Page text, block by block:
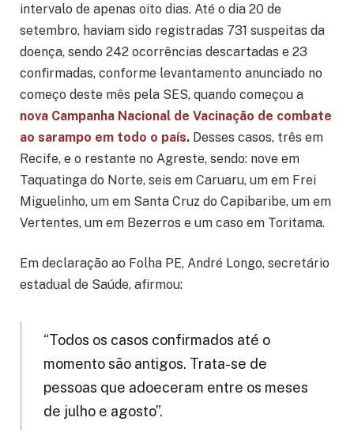
intervalo de apenas oito dias. Até o dia 20 de
setembro, haviam sido registradas 731 suspeitas da
doença, sendo 242 ocorrências descartadas e 23
confirmadas, conforme levantamento anunciado no
começo deste mês pela SES, quando começou a
nova Campanha Nacional de Vacinação de combate
ao sarampo em todo o país. Desses casos, três em
Recife, e o restante no Agreste, sendo: nove em
Taquatinga do Norte, seis em Caruaru, um em Frei
Miguelinho, um em Santa Cruz do Capibaribe, um em
Vertentes, um em Bezerros e um caso em Toritama.
Em declaração ao Folha PE, André Longo, secretário
estadual de Saúde, afirmou:
“Todos os casos confirmados até o
momento são antigos. Trata-se de
pessoas que adoeceram entre os meses
de julho e agosto”.